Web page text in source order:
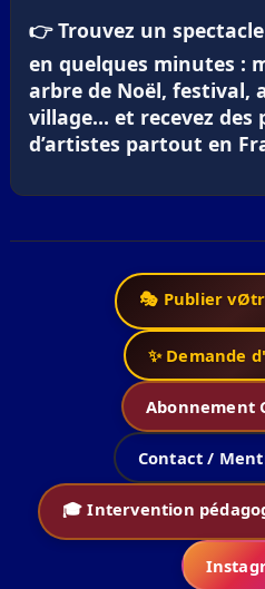
👉 Trouvez un
en quelques minutes :
arbre de Noël, festival,
village… et recevez des
d’artistes partout en
🎭 Publier
✨ Demande
Abonnement
Contact /
🎓 Intervention